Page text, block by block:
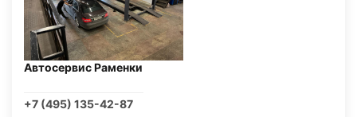
Автосервис Раменки
+7 (495) 135-42-87